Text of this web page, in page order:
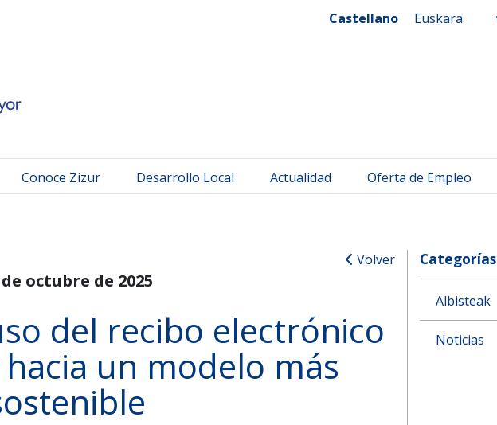
Castellano Euskara
Conoce Zizur Desarrollo Local Actualidad Oferta de Empleo
Volver
de octubre de 2025
del recibo electrónico
un modelo más
Categorías
Albisteak
Noticias